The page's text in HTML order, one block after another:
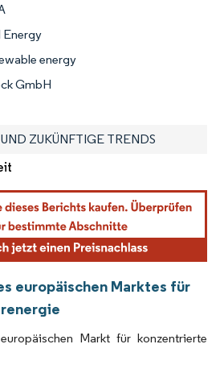
Energy
energy
GmbH
ZUKÜNFTIGE TRENDS
europäischen Marktes für
Markt für konzentrierte